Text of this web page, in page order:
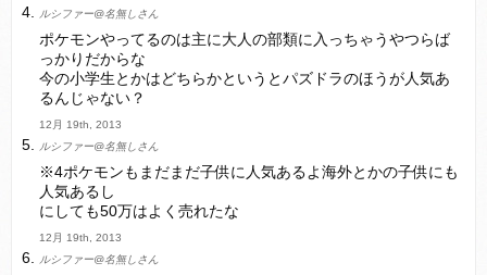
ルシファー@名無しさん
ポケモンやってるのは主に大人の部類に入っちゃうやつらば
っかりだからな
今の小学生とかはどちらかというとパズドラのほうが人気あ
るんじゃない？
12月 19th, 2013
ルシファー@名無しさん
※4ポケモンもまだまだ子供に人気あるよ海外とかの子供にも
人気あるし
にしても50万はよく売れたな
12月 19th, 2013
ルシファー@名無しさん